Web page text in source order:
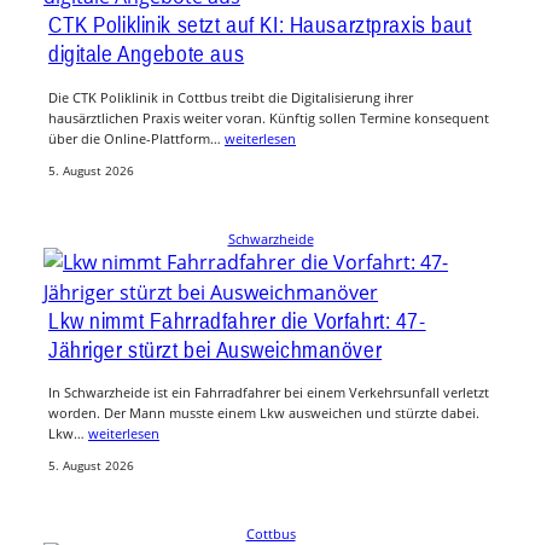
CTK Poliklinik setzt auf KI: Hausarztpraxis baut
digitale Angebote aus
Die CTK Poliklinik in Cottbus treibt die Digitalisierung ihrer
hausärztlichen Praxis weiter voran. Künftig sollen Termine konsequent
über die Online-Plattform… weiterlesen
5. August 2026
Schwarzheide
Lkw nimmt Fahrradfahrer die Vorfahrt: 47-
Jähriger stürzt bei Ausweichmanöver
In Schwarzheide ist ein Fahrradfahrer bei einem Verkehrsunfall verletzt
worden. Der Mann musste einem Lkw ausweichen und stürzte dabei.
Lkw… weiterlesen
5. August 2026
Cottbus